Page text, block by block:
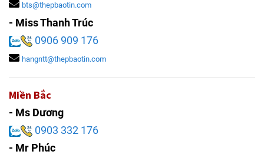
bts@thepbaotin.com
- Miss Thanh Trúc
0906 909 176
hangntt@thepbaotin.com
Miền Bắc
- Ms Dương
0903 332 176
- Mr Phúc